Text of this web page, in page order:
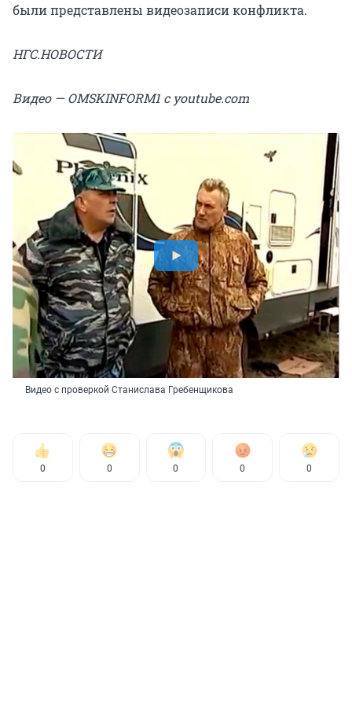
были представлены видеозаписи конфликта.
НГС.НОВОСТИ
Видео — OMSKINFORM1 с youtube.com
Видео с проверкой Станислава Гребенщикова
0 0 0 0 0